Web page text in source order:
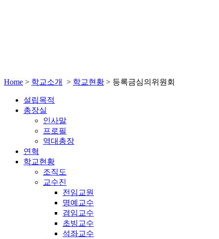
Home > 학교소개 > 학교현황 > 등록금심의위원회
설립목적
총장실
인사말
프로필
역대총장
연혁
학교현황
조직도
교수진
전임교원
명예교수
겸임교수
초빙교수
석좌교수